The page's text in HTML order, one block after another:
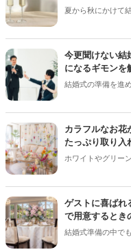
夏から秋にかけて
のが台風の影響。
むケースも少なくありません＊ 今回は、
次会を開催するか
をご紹介します＊
今更聞けない結
になるギモンを
結婚式の準備を進
がある人は多いの
ん。特に初めて結
準で選べばいいの
ンが尽きない部分
「主賓の挨拶」に
カラフルなお
たっぷり取り入
ホワイトやグリー
ろん素敵ですが、
とりどりのお花を
になり、 おふたり
魅力♡今回は、装
ゲストに喜ばれ
で用意するとき
結婚式準備の中で